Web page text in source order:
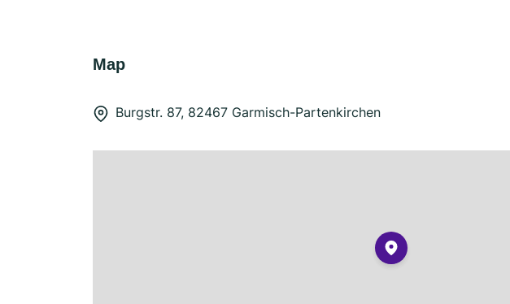
Map
Burgstr. 87, 82467 Garmisch-Partenkirchen